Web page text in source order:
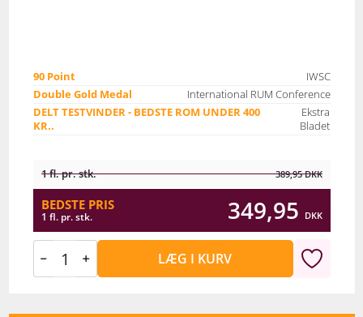
90 Point
IWSC
Double Gold Medal
International RUM Conference
DELT TESTVINDER - BEDSTE ROM UNDER 400
KR..
Ekstra
Bladet
1 fl. pr. stk. 389,95DKK
BEDSTE PRIS
1 fl. pr. stk. 349,95 DKK
LÆG I KURV